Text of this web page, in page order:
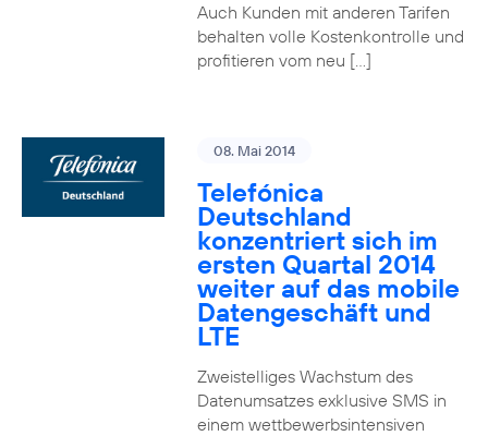
Auch Kunden mit anderen Tarifen
behalten volle Kostenkontrolle und
profitieren vom neu […]
08. Mai 2014
Telefónica
Deutschland
konzentriert sich im
ersten Quartal 2014
weiter auf das mobile
Datengeschäft und
LTE
Zweistelliges Wachstum des
Datenumsatzes exklusive SMS in
einem wettbewerbsintensiven